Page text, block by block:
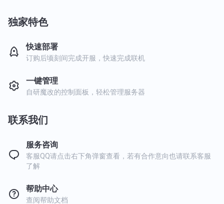
独家特色
快速部署
订购后顷刻间完成开服，快速完成联机
一键管理
自研魔改的控制面板，轻松管理服务器
联系我们
服务咨询
客服QQ请点击右下角弹窗查看，若有合作意向也请联系客服
了解
帮助中心
查阅帮助文档